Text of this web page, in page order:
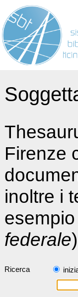
Firenze
inoltre i
federale
Ricerca